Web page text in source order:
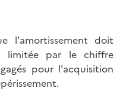
l'amortissement doit
limitée par le chiffre
pour l'acquisition